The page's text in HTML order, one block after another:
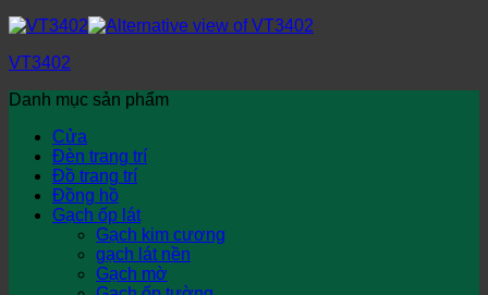
VT3402
Danh mục sản phẩm
Cửa
Đèn trang trí
Đồ trang trí
Đồng hồ
Gạch ốp lát
Gạch kim cương
gạch lát nền
Gạch mờ